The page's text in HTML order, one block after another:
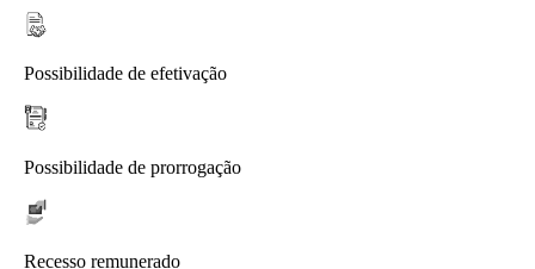
Possibilidade de efetivação
Possibilidade de prorrogação
Recesso remunerado